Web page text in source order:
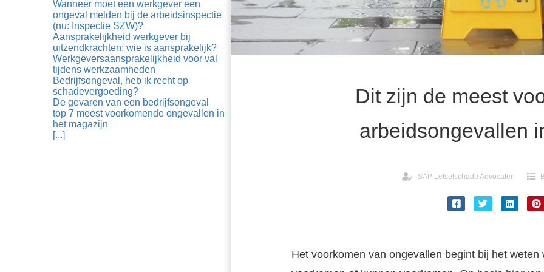
Wanneer moet een werkgever een
ongeval melden bij de arbeidsinspectie
(nu: Inspectie SZW)?
Aansprakelijkheid werkgever bij
uitzendkrachten: wie is aansprakelijk?
Werkgeversaansprakelijkheid voor val
tijdens werkzaamheden
Bedrijfsongeval, heb ik recht op
schadevergoeding?
De gevaren van een bedrijfsongeval
top 7 meest voorkomende ongevallen in
het magazijn
[...]
Dit zijn de meest
arbeidsongevallen
SAP Letselschade Advocaten
Het voorkomen van ongevallen begint bij het weten